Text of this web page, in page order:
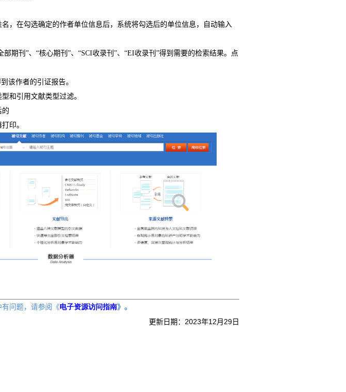
，在勾选确定的作者单位信息后，系统将勾选后的单位信息，自动输入
部期刊”、“核心期刊”、“SCI收录刊”、“EI收录刊”得到需要的检索结果。点
该作者的引证报告。
和引用文献类型过滤。
的
印。
问题，请参阅《电子资源访问指南》。
更新日期：2023年12月29日